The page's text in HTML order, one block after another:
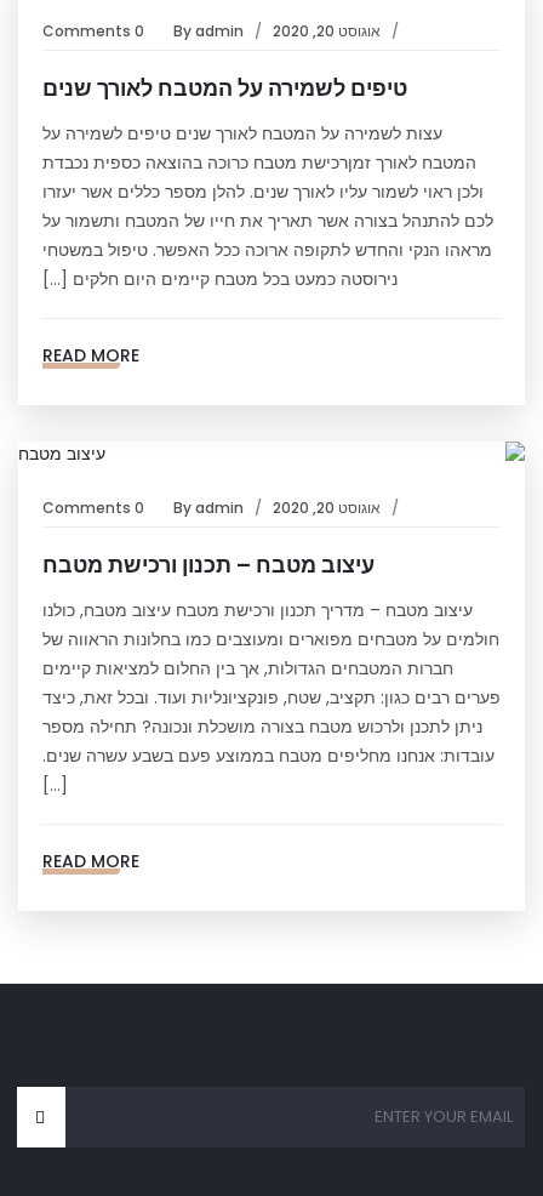
אוגוסט 20, 2020 Byadmin
0 Comments
טיפים לשמירה על המטבח לאורך שנים
עצות לשמירה על המטבח לאורך שנים טיפים לשמירה על
המטבח לאורך זמןרכישת מטבח כרוכה בהוצאה כספית נכבדת
ולכן ראוי לשמור עליו לאורך שנים. להלן מספר כללים אשר יעזרו
לכם להתנהל בצורה אשר תאריך את חייו של המטבח ותשמור על
מראהו הנקי והחדש לתקופה ארוכה ככל האפשר. טיפול במשטחי
נירוסטה כמעט בכל מטבח קיימים היום חלקים […]
READ MORE
אוגוסט 20, 2020 Byadmin
0 Comments
עיצוב מטבח – תכנון ורכישת מטבח
עיצוב מטבח – מדריך תכנון ורכישת מטבח עיצוב מטבח, כולנו
חולמים על מטבחים מפוארים ומעוצבים כמו בחלונות הראווה של
חברות המטבחים הגדולות, אך בין החלום למציאות קיימים
פערים רבים כגון: תקציב, שטח, פונקציונליות ועוד. ובכל זאת, כיצד
ניתן לתכנן ולרכוש מטבח בצורה מושכלת ונכונה? תחילה מספר
עובדות: אנחנו מחליפים מטבח בממוצע פעם בשבע עשרה שנים.
[…]
READ MORE